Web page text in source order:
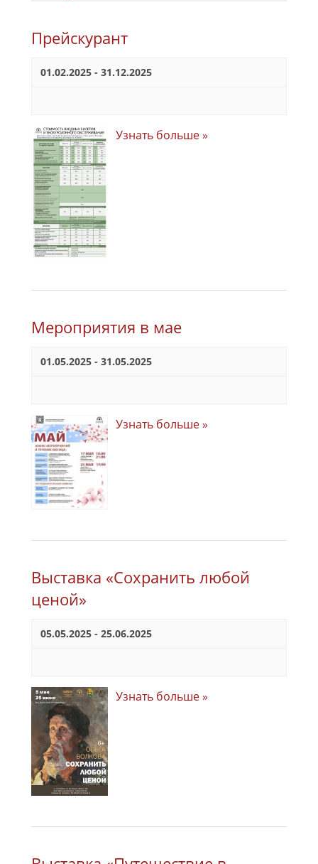
Прейскурант
01.02.2025 - 31.12.2025
Узнать больше »
Мероприятия в мае
01.05.2025 - 31.05.2025
Узнать больше »
Выставка «Сохранить любой
ценой»
05.05.2025 - 25.06.2025
Узнать больше »